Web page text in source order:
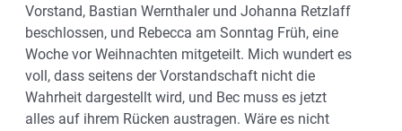
Vorstand, Bastian Wernthaler und Johanna Retzlaff
beschlossen, und Rebecca am Sonntag Früh, eine
Woche vor Weihnachten mitgeteilt. Mich wundert es
voll, dass seitens der Vorstandschaft nicht die
Wahrheit dargestellt wird, und Bec muss es jetzt
alles auf ihrem Rücken austragen. Wäre es nicht